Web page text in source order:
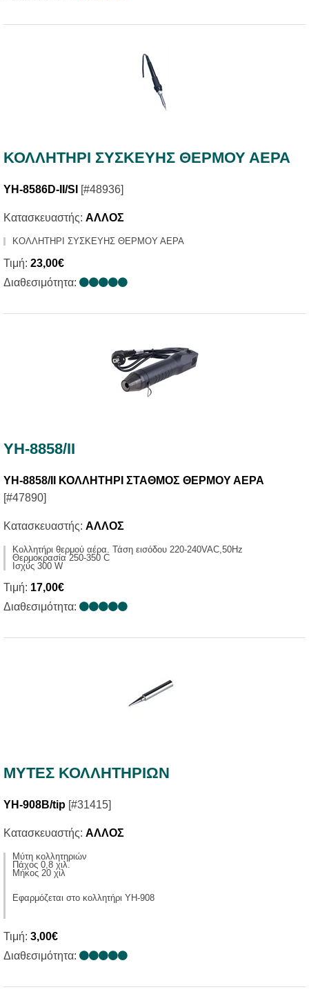
ΚΟΛΛΗΤΗΡΙ ΣΥΣΚΕΥΗΣ ΘΕΡΜΟΥ ΑΕΡΑ
YH-8586D-II/SI [#48936]
Κατασκευαστής: ΑΛΛΟΣ
ΚΟΛΛΗΤΗΡΙ ΣΥΣΚΕΥΗΣ ΘΕΡΜΟΥ ΑΕΡΑ
Τιμή: 23,00€
Διαθεσιμότητα:
YH-8858/IΙ
YH-8858/IΙ ΚΟΛΛΗΤΗΡΙ ΣΤΑΘΜΟΣ ΘΕΡΜΟΥ ΑΕΡΑ
[#47890]
Κατασκευαστής: ΑΛΛΟΣ
Κολλητήρι θερμού αέρα. Τάση εισόδου 220-240VAC,50Hz
Θερμοκρασία 250-350 C
Ισχύς 300 W
Τιμή: 17,00€
Διαθεσιμότητα:
ΜΥΤΕΣ ΚΟΛΛΗΤΗΡΙΩΝ
YH-908B/tip [#31415]
Κατασκευαστής: ΑΛΛΟΣ
Μύτη κολλητηριών
Πάχος 0,8 χιλ.
Μήκος 20 χιλ
Εφαρμόζεται στο κολλητήρι ΥΗ-908
Τιμή: 3,00€
Διαθεσιμότητα: